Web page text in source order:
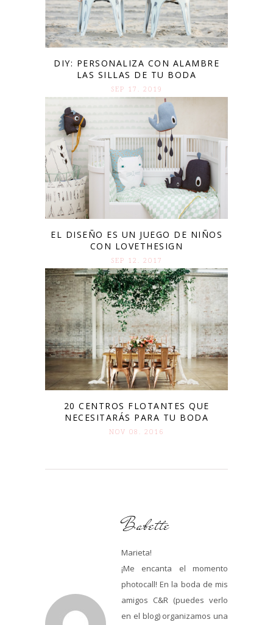
DIY: PERSONALIZA CON ALAMBRE
LAS SILLAS DE TU BODA
SEP 17. 2019
EL DISEÑO ES UN JUEGO DE NIÑOS
CON LOVETHESIGN
SEP 12. 2017
20 CENTROS FLOTANTES QUE
NECESITARÁS PARA TU BODA
NOV 08. 2016
Babette
Marieta!
¡Me encanta el momento
photocall! En la boda de mis
amigos C&R (puedes verlo
en el blog) organizamos una